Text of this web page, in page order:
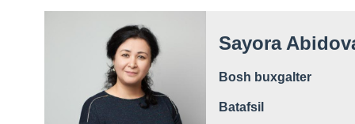
Sayora
Bosh buxgalter
Batafsil